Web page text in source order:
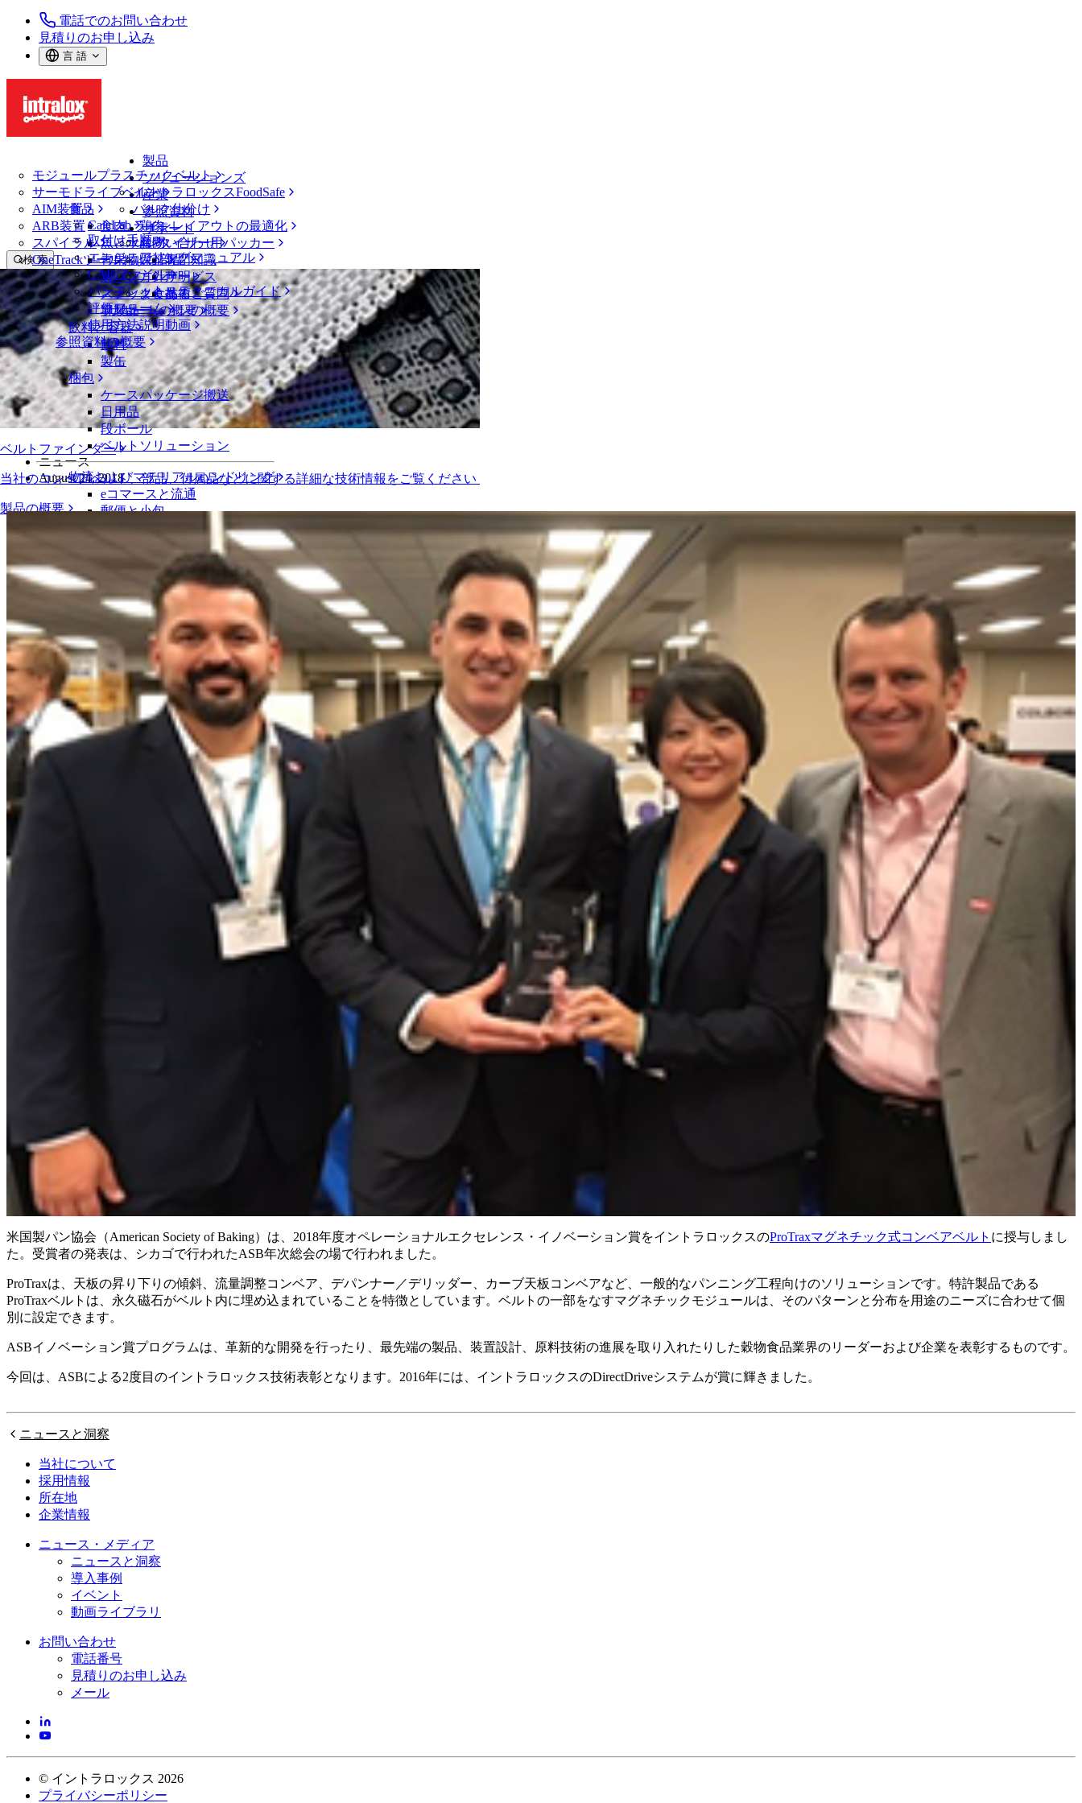
電話でのお問い合わせ
見積りのお申し込み
言 語
製品
モジュールプラスチックベルト
サーモドライブベルト
AIM装置
ARB装置
スパイラル
OneTrackツールおよび部品
ベルトファインダー
当社のコンベアベルト、部品、付属品などに関する詳細な技術情報をご覧ください
製品の概要
ソリューションズ
イントラロックスFoodSafe
バルク仕分け
ラインレイアウトの最適化
パレタイザー用パッカー
専門知識
サービス
技術
ソリューションの概要
産業
食品
食肉、鶏肉
魚と水産物
青果物
製パン
スナック食品
乳製品
飲料と容器
飲料
製缶
梱包
ケースパッケージ搬送
日用品
段ボール
ベルトソリューション
物流およびマテリアルハンドリング
eコマースと流通
郵便と小包
タイヤおよび自動車産業
EVバッテリー
工業
参照資料
CalcLab
取付け手順
エンジニアリングマニュアル
CADファイル
パンフレット・テクニカルガイド
評価フォーム
使用方法説明動画
参照資料の概要
サポート
お問い合わせ
保証
方針声明
よくあるご質問
サポートの概要
検 索
メニューを開く
ニュース・メディア
ニュースと洞察
導入事例
イベント
動画ライブラリ
米国製パン協会、ProTraxベルトを表彰
ニュース
August 24, 2018
米国製パン協会（American Society of Baking）は、2018年度オペレーショナルエクセレンス・イノベーション賞をイントラロックスのProTraxマグネチック式コンベアベルト に授与しまし
た。受賞者の発表は、シカゴで行われたASB年次総会の場で行われました。
ProTraxは、天板の昇り下りの傾斜、流量調整コンベア、デパンナー／デリッダー、カーブ天板コンベアなど、一般的なパンニング工程向けのソリューションです。特許製品である
ProTraxベルトは、永久磁石がベルト内に埋め込まれていることを特徴としています。ベルトの一部をなすマグネチックモジュールは、そのパターンと分布を用途のニーズに合わせて個
別に設定できます。
ASBイノベーション賞プログラムは、革新的な開発を行ったり、最先端の製品、装置設計、原料技術の進展を取り入れたりした穀物食品業界のリーダーおよび企業を表彰するものです。
今回は、ASBによる2度目のイントラロックス技術表彰となります。2016年には、イントラロックスのDirectDriveシステムが賞に輝きました。
ニュースと洞察
当社について
採用情報
所在地
企業情報
ニュース・メディア
ニュースと洞察
導入事例
イベント
動画ライブラリ
お問い合わせ
電話番号
見積りのお申し込み
メール
© イントラロックス 2026
プライバシーポリシー